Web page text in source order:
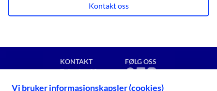
Kontakt oss
KONTAKT
Toftveien 80
FØLG OSS
Vi bruker informasjonskapsler (cookies)